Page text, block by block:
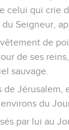
celui qui crie
Seigneur,
de
de ses
sauvage.
de Jérusalem,
du
par lui au